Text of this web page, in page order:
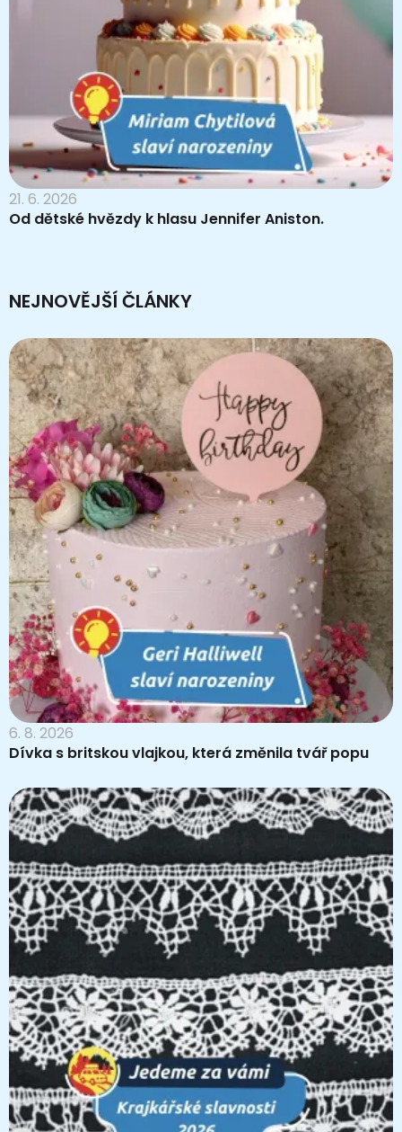
21. 6. 2026
Od dětské hvězdy k hlasu Jennifer Aniston.
NEJNOVĚJŠÍ ČLÁNKY
6. 8. 2026
Dívka s britskou vlajkou, která změnila tvář popu